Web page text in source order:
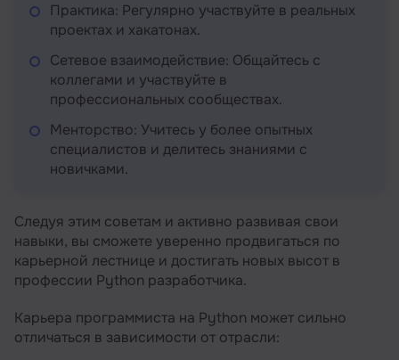
Практика: Регулярно участвуйте в реальных
проектах и хакатонах.
Сетевое взаимодействие: Общайтесь с
коллегами и участвуйте в
профессиональных сообществах.
Менторство: Учитесь у более опытных
специалистов и делитесь знаниями с
новичками.
Следуя этим советам и активно развивая свои
навыки, вы сможете уверенно продвигаться по
карьерной лестнице и достигать новых высот в
профессии Python разработчика.
Карьера программиста на Python может сильно
отличаться в зависимости от отрасли: